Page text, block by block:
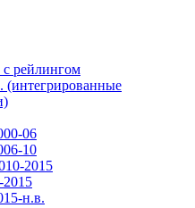
с рейлингом
(интегрированные
06
10
2015
н.в.